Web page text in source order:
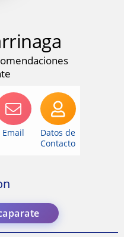
Email
Datos de
Contacto